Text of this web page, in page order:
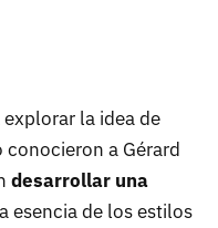
la idea de
a Gérard
desarrollar una
esencia de los estilos